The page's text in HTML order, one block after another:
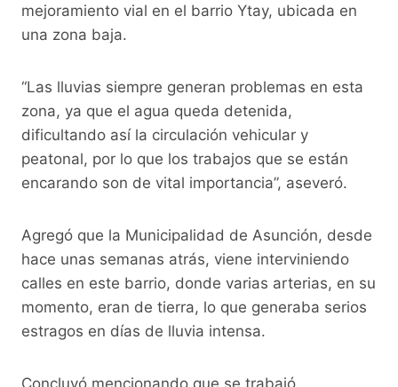
mejoramiento vial en el barrio Ytay, ubicada en
una zona baja.
“Las lluvias siempre generan problemas en esta
zona, ya que el agua queda detenida,
dificultando así la circulación vehicular y
peatonal, por lo que los trabajos que se están
encarando son de vital importancia”, aseveró.
Agregó que la Municipalidad de Asunción, desde
hace unas semanas atrás, viene interviniendo
calles en este barrio, donde varias arterias, en su
momento, eran de tierra, lo que generaba serios
estragos en días de lluvia intensa.
Concluyó mencionando que se trabajó,